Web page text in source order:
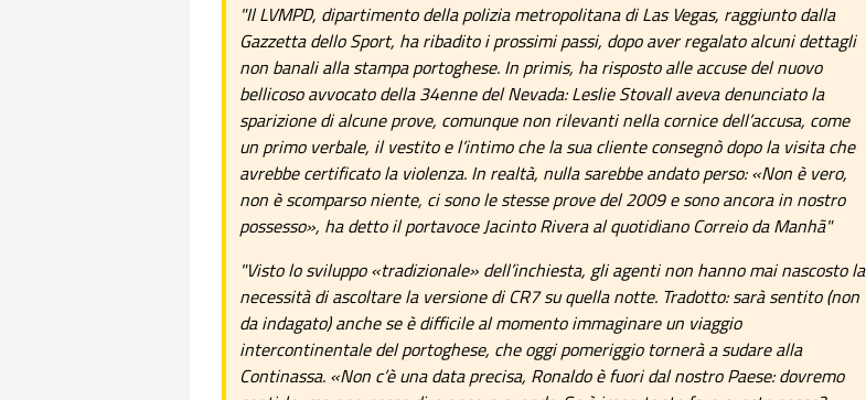
"Il LVMPD, dipartimento della polizia metropolitana di Las Vegas, raggiunto dalla
Gazzetta dello Sport, ha ribadito i prossimi passi, dopo aver regalato alcuni dettagli
non banali alla stampa portoghese. In primis, ha risposto alle accuse del nuovo
bellicoso avvocato della 34enne del Nevada: Leslie Stovall aveva denunciato la
sparizione di alcune prove, comunque non rilevanti nella cornice dell’accusa, come
un primo verbale, il vestito e l’intimo che la sua cliente consegnò dopo la visita che
avrebbe certificato la violenza. In realtà, nulla sarebbe andato perso: «Non è vero,
non è scomparso niente, ci sono le stesse prove del 2009 e sono ancora in nostro
possesso», ha detto il portavoce Jacinto Rivera al quotidiano Correio da Manhã"
"Visto lo sviluppo «tradizionale» dell’inchiesta, gli agenti non hanno mai nascosto la
necessità di ascoltare la versione di CR7 su quella notte. Tradotto: sarà sentito (non
da indagato) anche se è difficile al momento immaginare un viaggio
intercontinentale del portoghese, che oggi pomeriggio tornerà a sudare alla
Continassa. «Non c’è una data precisa, Ronaldo è fuori dal nostro Paese: dovremo